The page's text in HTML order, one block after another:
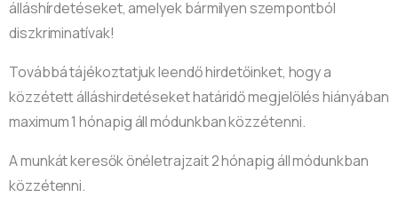
álláshírdetéseket, amelyek bármilyen szempontból
diszkriminatívak!
Továbbá tájékoztatjuk leendő hirdetőinket, hogy a
közzétett álláshirdetéseket határidő megjelölés hiányában
maximum1 hónapigáll módunkban közzétenni.
A munkát keresők önéletrajzait2 hónapigáll módunkban
közzétenni.